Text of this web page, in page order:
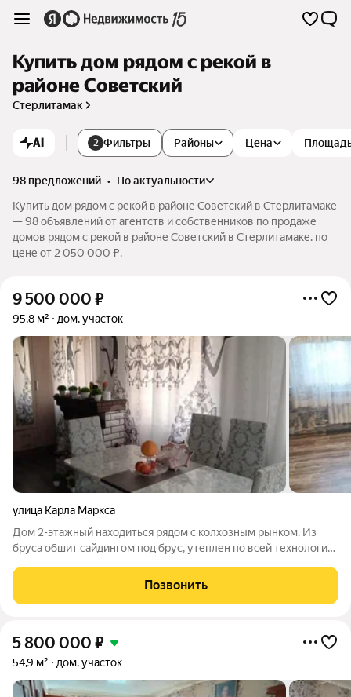
Купить дом рядом с рекой в
районе Советский
Стерлитамак
AI 2 Фильтры Цена
Районы
98 предложений •
по актуальности
Купить дом рядом с рекой в районе Советский в Стерлитамаке
— 98 объявлений от агентств и собственников по продаже
домов рядом с рекой в районе Советский в Стерлитамаке. по
цене от 2 050 000 ₽.
9 500 000 ₽
95,8 м² дом, участок
улица Карла Маркса
Дом 2-этажный находиться рядом с колхозным рынком. Из
бруса обшит сайдингом под брус, утеплен по всей технологии,
столярную мастерскую сделать или бильярдную стоит в
подвале батарея
Позвонить
5 800 000 ₽
54,9 м² дом, участок